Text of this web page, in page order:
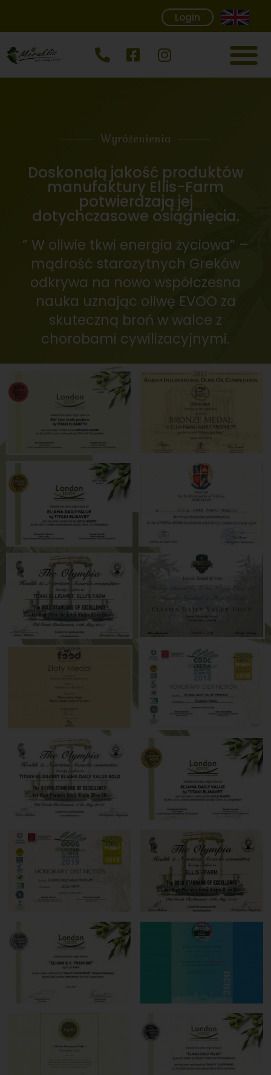
Login
Wyróżenienia
Doskonałą jakość produktów
manufaktury Ellis-Farm
potwierdzają jej
dotychczasowe osiągnięcia.
” W oliwie tkwi energia życiowa” –
mądrość starozytnych Greków
odkrywa na nowo współczesna
nauka uznając oliwę EVOO za
skuteczną broń w walce z
chorobami cywilizacyjnymi.